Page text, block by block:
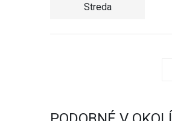
Streda